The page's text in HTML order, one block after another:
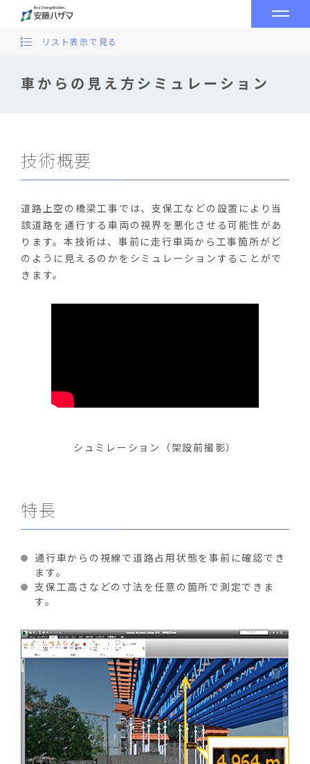
車からの見え方シミュレーション
リスト表示で見る
技術概要
道路上空の橋梁工事では、支保工などの設置により当
該道路を通行する車両の視界を悪化させる可能性があ
ります。本技術は、事前に走行車両から工事箇所がど
のように見えるのかをシミュレーションすることがで
きます。
シュミレーション（架設前撮影）
特長
通行車からの視線で道路占用状態を事前に確認でき
ます。
支保工高さなどの寸法を任意の箇所で測定できま
す。